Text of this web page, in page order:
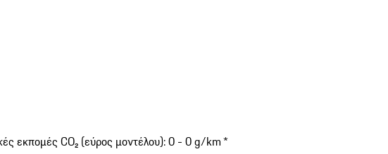
εκπομές CO₂ (εύρος μοντέλου): 0 - 0 g/km *